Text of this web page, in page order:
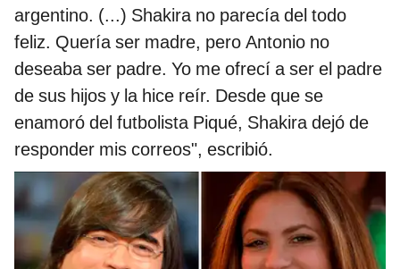
argentino. (...) Shakira no parecía del todo
feliz. Quería ser madre, pero Antonio no
deseaba ser padre. Yo me ofrecí a ser el padre
de sus hijos y la hice reír. Desde que se
enamoró del futbolista Piqué, Shakira dejó de
responder mis correos", escribió.